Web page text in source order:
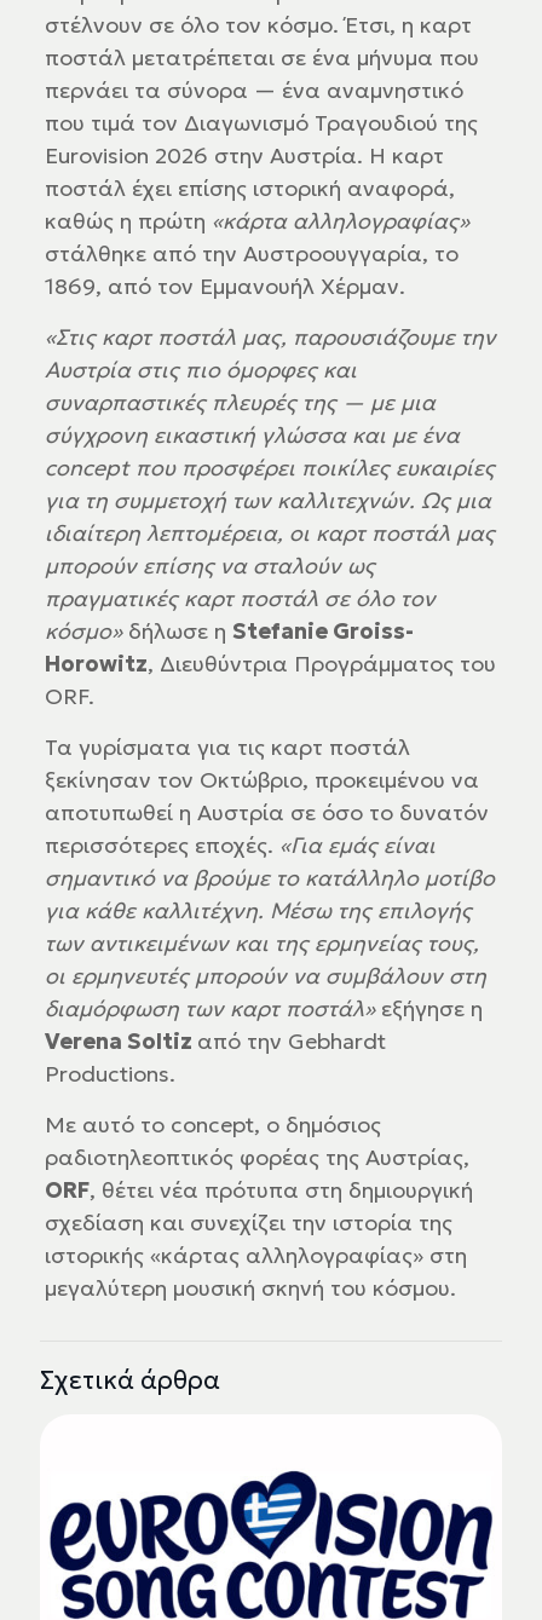
στέλνουν σε όλο τον κόσμο. Έτσι, η καρτ
ποστάλ μετατρέπεται σε ένα μήνυμα που
περνάει τα σύνορα — ένα αναμνηστικό
που τιμά τον Διαγωνισμό Τραγουδιού της
Eurovision 2026 στην Αυστρία. Η καρτ
ποστάλ έχει επίσης ιστορική αναφορά,
καθώς η πρώτη «κάρτα αλληλογραφίας»
στάλθηκε από την Αυστροουγγαρία, το
1869, από τον Εμμανουήλ Χέρμαν.
«Στις καρτ ποστάλ μας, παρουσιάζουμε την
Αυστρία στις πιο όμορφες και
συναρπαστικές πλευρές της — με μια
σύγχρονη εικαστική γλώσσα και με ένα
concept που προσφέρει ποικίλες ευκαιρίες
για τη συμμετοχή των καλλιτεχνών. Ως μια
ιδιαίτερη λεπτομέρεια, οι καρτ ποστάλ μας
μπορούν επίσης να σταλούν ως
πραγματικές καρτ ποστάλ σε όλο τον
κόσμο»δήλωσε η Stefanie Groiss-
Horowitz, Διευθύντρια Προγράμματος του
ORF.
Τα γυρίσματα για τις καρτ ποστάλ
ξεκίνησαν τον Οκτώβριο, προκειμένου να
αποτυπωθεί η Αυστρία σε όσο το δυνατόν
περισσότερες εποχές. «Για εμάς είναι
σημαντικό να βρούμε το κατάλληλο μοτίβο
για κάθε καλλιτέχνη. Μέσω της επιλογής
των αντικειμένων και της ερμηνείας τους,
οι ερμηνευτές μπορούν να συμβάλουν στη
διαμόρφωση των καρτ ποστάλ» εξήγησε η
Verena Soltiz από την Gebhardt
Productions.
Με αυτό το concept, ο δημόσιος
ραδιοτηλεοπτικός φορέας της Αυστρίας,
ORF, θέτει νέα πρότυπα στη δημιουργική
σχεδίαση και συνεχίζει την ιστορία της
ιστορικής «κάρτας αλληλογραφίας» στη
μεγαλύτερη μουσική σκηνή του κόσμου.
Σχετικά άρθρα